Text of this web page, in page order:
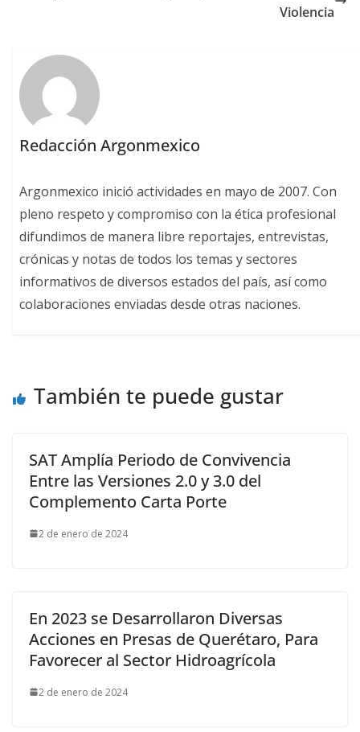
Violencia
Redacción Argonmexico
Argonmexico inició actividades en mayo de 2007. Con
pleno respeto y compromiso con la ética profesional
difundimos de manera libre reportajes, entrevistas,
crónicas y notas de todos los temas y sectores
informativos de diversos estados del país, así como
colaboraciones enviadas desde otras naciones.
También te puede gustar
SAT Amplía Periodo de Convivencia
Entre las Versiones 2.0 y 3.0 del
Complemento Carta Porte
2 de enero de 2024
En 2023 se Desarrollaron Diversas
Acciones en Presas de Querétaro, Para
Favorecer al Sector Hidroagrícola
2 de enero de 2024